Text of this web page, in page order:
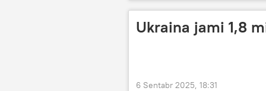
Ukraina jami 1,8
6 Sentabr 2025, 18:31